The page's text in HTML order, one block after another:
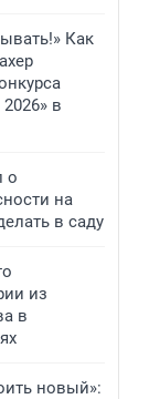
Как
в
о
на
в саду
из
в
новый»: